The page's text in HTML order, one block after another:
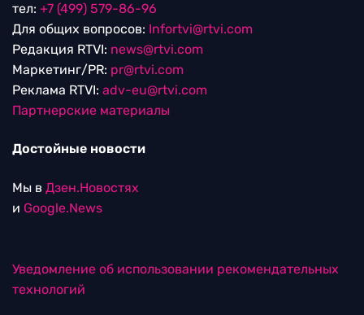
тел: +7 (499) 579-86-96
Для общих вопросов: Infortvi@rtvi.com
Редакция RTVI: news@rtvi.com
Маркетинг/PR: pr@rtvi.com
Реклама RTVI: adv-eu@rtvi.com
Партнерские материалы
Достойные новости
Мы в Дзен.Новостях
и Google.News
Уведомление об использовании рекомендательных
технологий